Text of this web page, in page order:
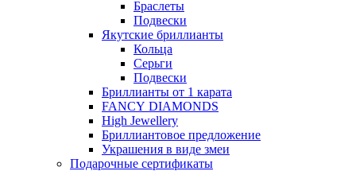
Браслеты
Подвески
Якутские бриллианты
Кольца
Серьги
Подвески
Бриллианты от 1 карата
FANCY DIAMONDS
High Jewellery
Бриллиантовое предложение
Украшения в виде змеи
Подарочные сертификаты